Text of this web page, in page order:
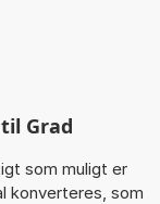
Grad
som muligt er
konverteres, som